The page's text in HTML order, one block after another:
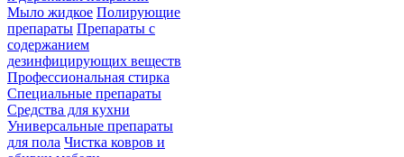
Мыло жидкое Полирующие
препараты Препараты с
содержанием
дезинфицирующих веществ
Профессиональная стирка
Специальные препараты
Средства для кухни
Универсальные препараты
для пола Чистка ковров и